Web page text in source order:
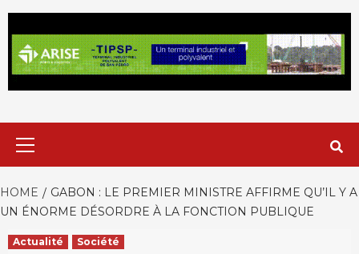
EQUATEUR
HOME
GABON : LE PREMIER MINISTRE AFFIRME QU’IL Y A
UN ÉNORME DÉSORDRE À LA FONCTION PUBLIQUE
Actualité Société